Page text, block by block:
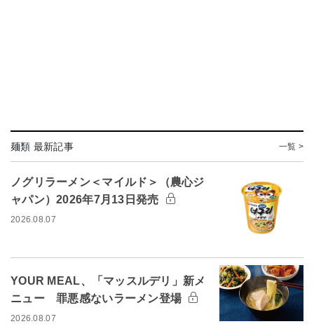
麺類 最新記事 一覧 >
ノグリラーメン＜マイルド＞（農心ジ
ャパン）2026年7月13日発売
2026.08.07
YOUR MEAL、「マッスルデリ」新メ
ニュー 罪悪感ないラーメン登場
2026.08.07